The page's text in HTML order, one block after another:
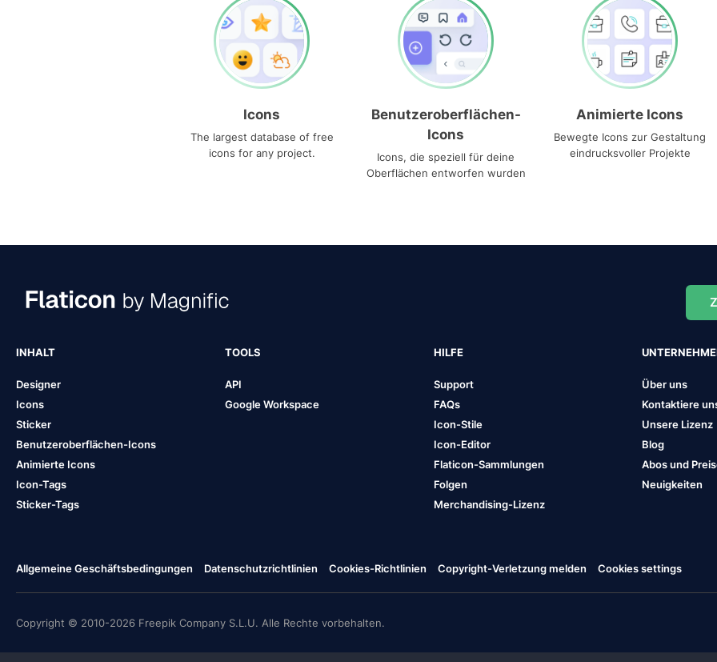
Icons
The largest database of free
icons for any project.
Benutzeroberflächen-
Icons
Icons, die speziell für deine
Oberflächen entworfen wurden
Animierte Icons
Bewegte Icons zur Gestaltung
eindrucksvoller Projekte
INHALT
Designer
Icons
Sticker
Benutzeroberflächen-Icons
Animierte Icons
Icon-Tags
Sticker-Tags
TOOLS
API
Google Workspace
HILFE
Support
FAQs
Icon-Stile
Icon-Editor
Flaticon-Sammlungen
Folgen
Merchandising-Lizenz
Über uns
Kontaktiere
Unsere Lizenz
Blog
Abos und
Neuigkeiten
Allgemeine Geschäftsbedingungen Datenschutzrichtlinien Cookies-Richtlinien Copyright-Verletzung melden Cookies settings
Copyright © 2010-2026 Freepik Company S.L.U. Alle Rechte vorbehalten.